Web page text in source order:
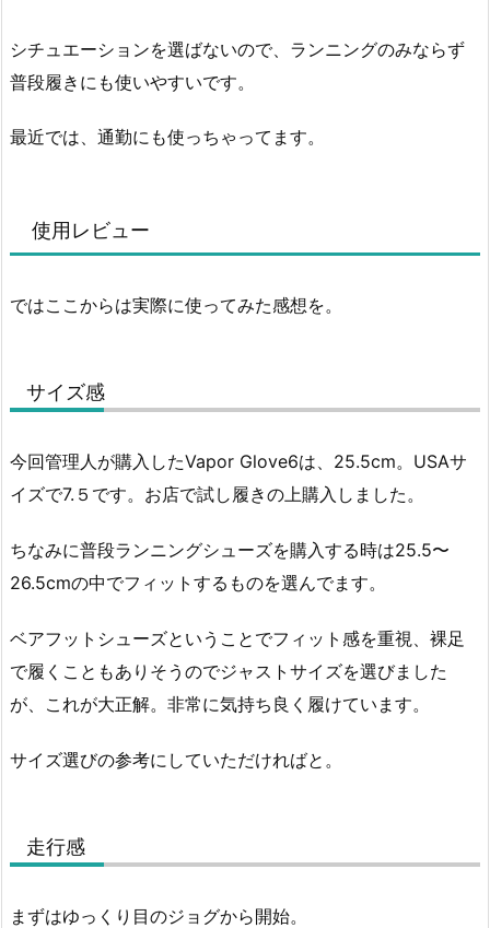
シチュエーションを選ばないので、ランニングのみならず
普段履きにも使いやすいです。
最近では、通勤にも使っちゃってます。
使用レビュー
ではここからは実際に使ってみた感想を。
サイズ感
今回管理人が購入したVapor Glove6は、25.5cm。USAサ
イズで7.５です。お店で試し履きの上購入しました。
ちなみに普段ランニングシューズを購入する時は25.5〜
26.5cmの中でフィットするものを選んでます。
ベアフットシューズということでフィット感を重視、裸足
で履くこともありそうのでジャストサイズを選びました
が、これが大正解。非常に気持ち良く履けています。
サイズ選びの参考にしていただければと。
走行感
まずはゆっくり目のジョグから開始。